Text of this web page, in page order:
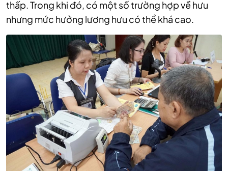
thấp. Trong khi đó, có một số trường hợp về hưu
nhưng mức hưởng lương hưu có thể khá cao.